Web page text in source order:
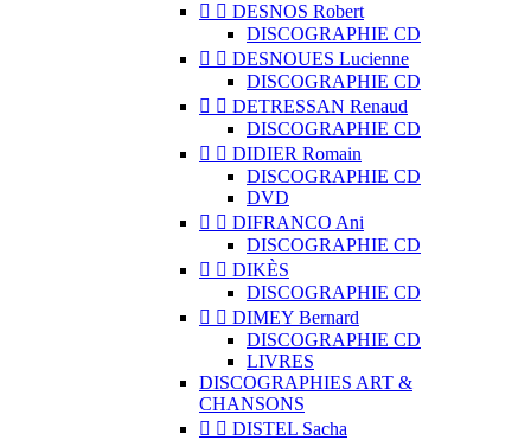
  DESNOS Robert
DISCOGRAPHIE CD
  DESNOUES Lucienne
DISCOGRAPHIE CD
  DETRESSAN Renaud
DISCOGRAPHIE CD
  DIDIER Romain
DISCOGRAPHIE CD
DVD
  DIFRANCO Ani
DISCOGRAPHIE CD
  DIKÈS
DISCOGRAPHIE CD
  DIMEY Bernard
DISCOGRAPHIE CD
LIVRES
DISCOGRAPHIES ART &
CHANSONS
  DISTEL Sacha